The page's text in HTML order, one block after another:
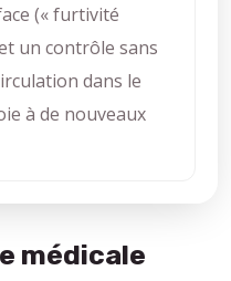
(« furtivité
un contrôle sans
dans le
à de nouveaux
médicale